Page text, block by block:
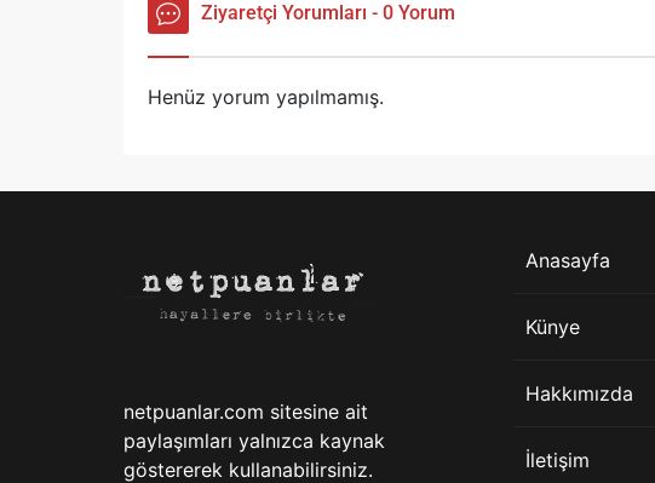
Ziyaretçi Yorumları - 0 Yorum
Henüz yorum yapılmamış.
netpuanlar.com sitesine ait
paylaşımları yalnızca kaynak
göstererek kullanabilirsiniz.
Anasayfa
Künye
Hakkımızda
İletişim